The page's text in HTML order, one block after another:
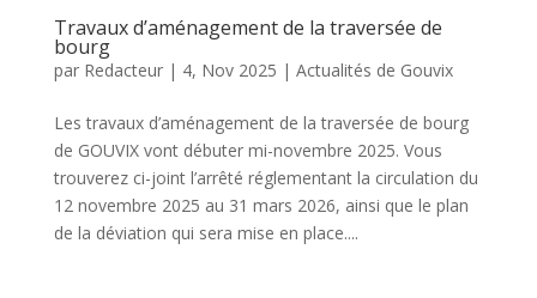
Travaux d’aménagement de la traversée de
bourg
par Redacteur| 4, Nov 2025 | Actualités de Gouvix
Les travaux d’aménagement de la traversée de bourg
de GOUVIX vont débuter mi-novembre 2025. Vous
trouverez ci-joint l’arrêté réglementant la circulation du
12 novembre 2025 au 31 mars 2026, ainsi que le plan
de la déviation qui sera mise en place....